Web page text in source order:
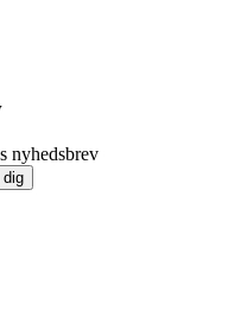
nyhedsbrev
dig